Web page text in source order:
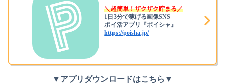
＼超簡単！ザクザク貯まる／
1日3分で稼げる画像SNS
ポイ活アプリ『ポイシャ』
https://poisha.jp/
▼アプリダウンロードはこちら▼